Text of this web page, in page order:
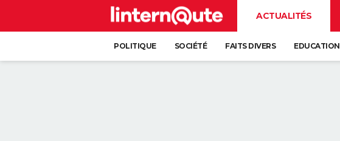
ACTUALITÉS
POLITIQUE SOCIÉTÉ FAITS DIVERS EDUCATION